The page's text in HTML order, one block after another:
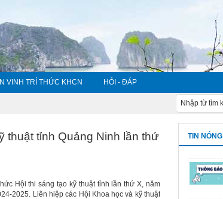
VINH TRÍ THỨC KHCN HỎI - ĐÁP
thuật tỉnh Quảng Ninh lần thứ
Hội thi sáng tạo kỹ thuật tỉnh lần thứ X, năm
2025. Liên hiệp các Hội Khoa học và kỹ thuật
TIN NÓNG